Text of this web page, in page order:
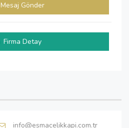
Mesaj Gönder
Firma Detay
info@esmacelikkapi.com.tr